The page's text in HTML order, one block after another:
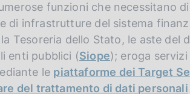
funzioni che necessitano
di infrastrutture del sistema
Tesoreria dello Stato, le aste del
enti pubblici (Siope); eroga
le piattaforme dei Target
del trattamento di dati personali